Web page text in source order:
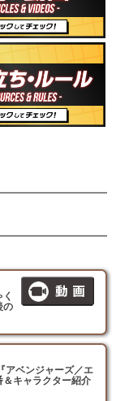
の
アベンジャーズ／エ
キャラクター紹介